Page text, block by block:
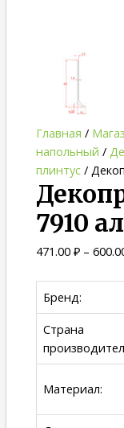
Главная /
напольный /
плинтус /
7910
471.00₽ –
Бренд:
Страна
Материал: